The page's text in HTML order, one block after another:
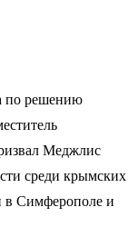
по решению
Меджлис
среди крымских
в Симферополе и